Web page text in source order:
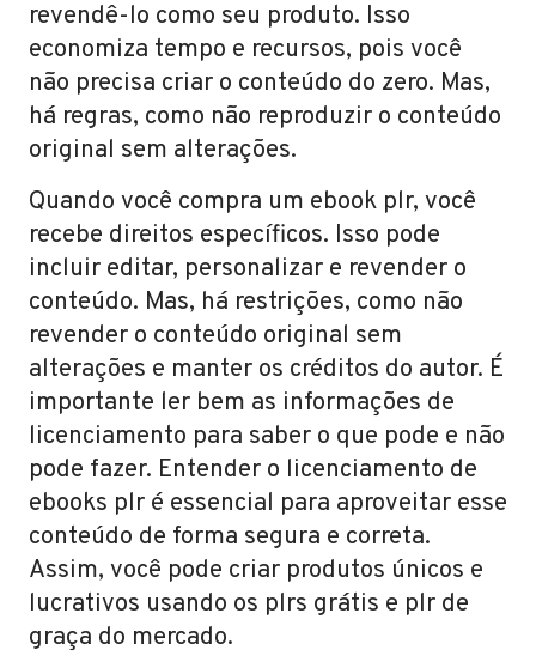
revendê-lo como seu produto. Isso
economiza tempo e recursos, pois você
não precisa criar o conteúdo do zero. Mas,
há regras, como não reproduzir o conteúdo
original sem alterações.
Quando você compra um ebook plr, você
recebe direitos específicos. Isso pode
incluir editar, personalizar e revender o
conteúdo. Mas, há restrições, como não
revender o conteúdo original sem
alterações e manter os créditos do autor. É
importante ler bem as informações de
licenciamento para saber o que pode e não
pode fazer. Entender o licenciamento de
ebooks plr é essencial para aproveitar esse
conteúdo de forma segura e correta.
Assim, você pode criar produtos únicos e
lucrativos usando os plrs grátis e plr de
graça do mercado.